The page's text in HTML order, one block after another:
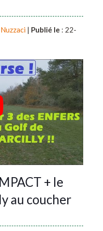
| Publié le : 22-
+ le
au coucher